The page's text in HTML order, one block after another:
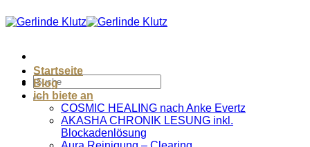
Inhalt
Startseite
Blog
ich biete an
COSMIC HEALING nach Anke Evertz
AKASHA CHRONIK LESUNG inkl.
Blockadenlösung